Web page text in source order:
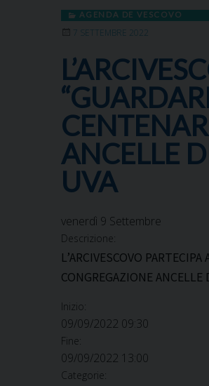
AGENDA DE VESCOVO
7 SETTEMBRE 2022
ANCELLE
UVA
venerdì 9 Settembre
Descrizione:
L’ARCIVESCOVO
CONGREGAZIONE
Inizio:
09/09/2022 09:30
Fine:
09/09/2022 13:00
Categorie: